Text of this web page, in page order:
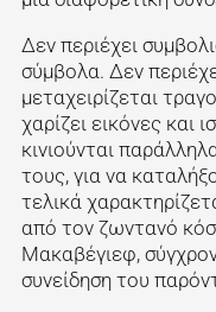
Δεν περιέχει
σύμβολα. Δεν
μεταχειρίζεται
χαρίζει εικόνες και
κινιούνται
τους, για να
τελικά
από τον ζωντανό
Μακαβέγιεφ,
συνείδηση του